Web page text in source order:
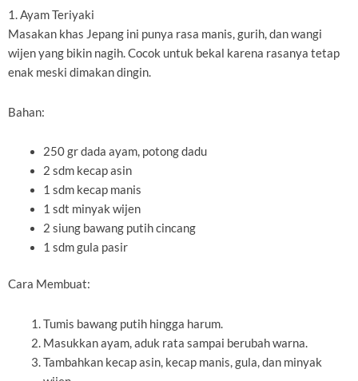
1. Ayam Teriyaki
Masakan khas Jepang ini punya rasa manis, gurih, dan wangi
wijen yang bikin nagih. Cocok untuk bekal karena rasanya tetap
enak meski dimakan dingin.
Bahan:
250 gr dada ayam, potong dadu
2 sdm kecap asin
1 sdm kecap manis
1 sdt minyak wijen
2 siung bawang putih cincang
1 sdm gula pasir
Cara Membuat:
Tumis bawang putih hingga harum.
Masukkan ayam, aduk rata sampai berubah warna.
Tambahkan kecap asin, kecap manis, gula, dan minyak